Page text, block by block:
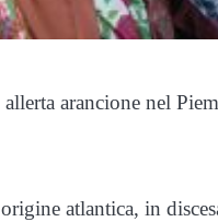
arancione nel
atlantica, in